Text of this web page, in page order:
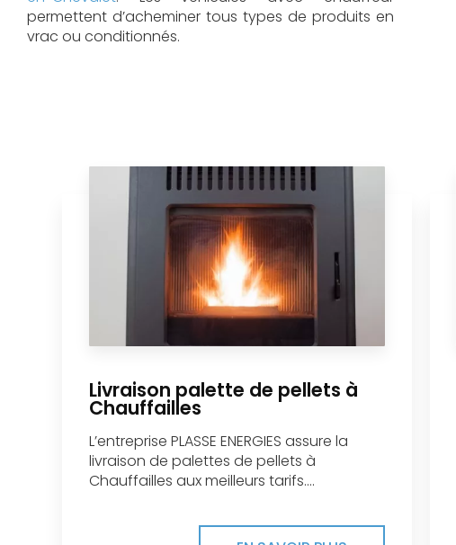
permettent d’acheminer tous types de produits en
vrac ou conditionnés.
Livraison palette de pellets à
Chauffailles
L’entreprise PLASSE ENERGIES assure la
livraison de palettes de pellets à
Chauffailles aux meilleurs tarifs....